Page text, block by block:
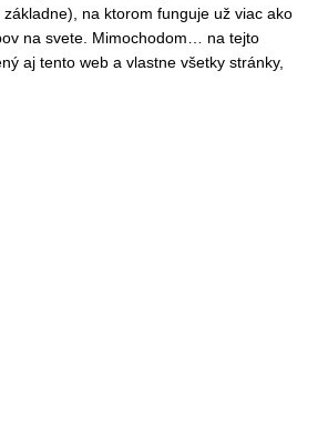
na ktorom funguje už viac ako
na svete. Mimochodom… na tejto
aj tento web a vlastne všetky stránky,